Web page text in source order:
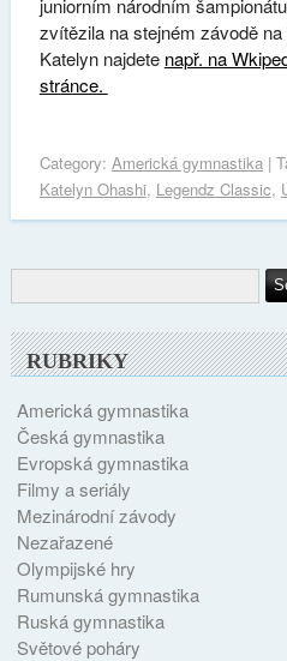
juniorním národním
zvítězila na stejném závodě
Katelyn najdete např. na
stránce.
Category: Americká gymnastika|
Katelyn Ohashi, Legendz Classic,
RUBRIKY
Americká gymnastika
Česká gymnastika
Evropská gymnastika
Filmy a seriály
Mezinárodní závody
Nezařazené
Olympijské hry
Rumunská gymnastika
Ruská gymnastika
Světové poháry